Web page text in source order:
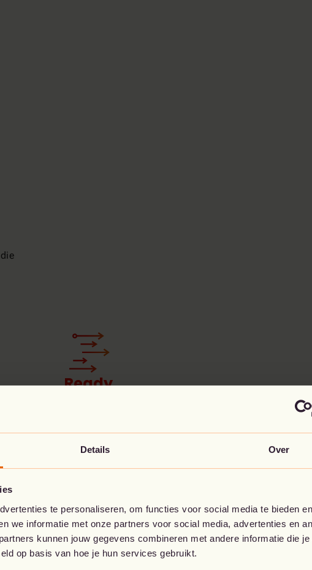
Details Over
te personaliseren, om functies voor social media te bieden
we informatie met onze partners voor social media, advertenties en
kunnen jouw gegevens combineren met andere informatie die je
op basis van hoe je hun services gebruikt.
Ready
nauwgezet je netwerk- en
connectiviteitsoplossingen.